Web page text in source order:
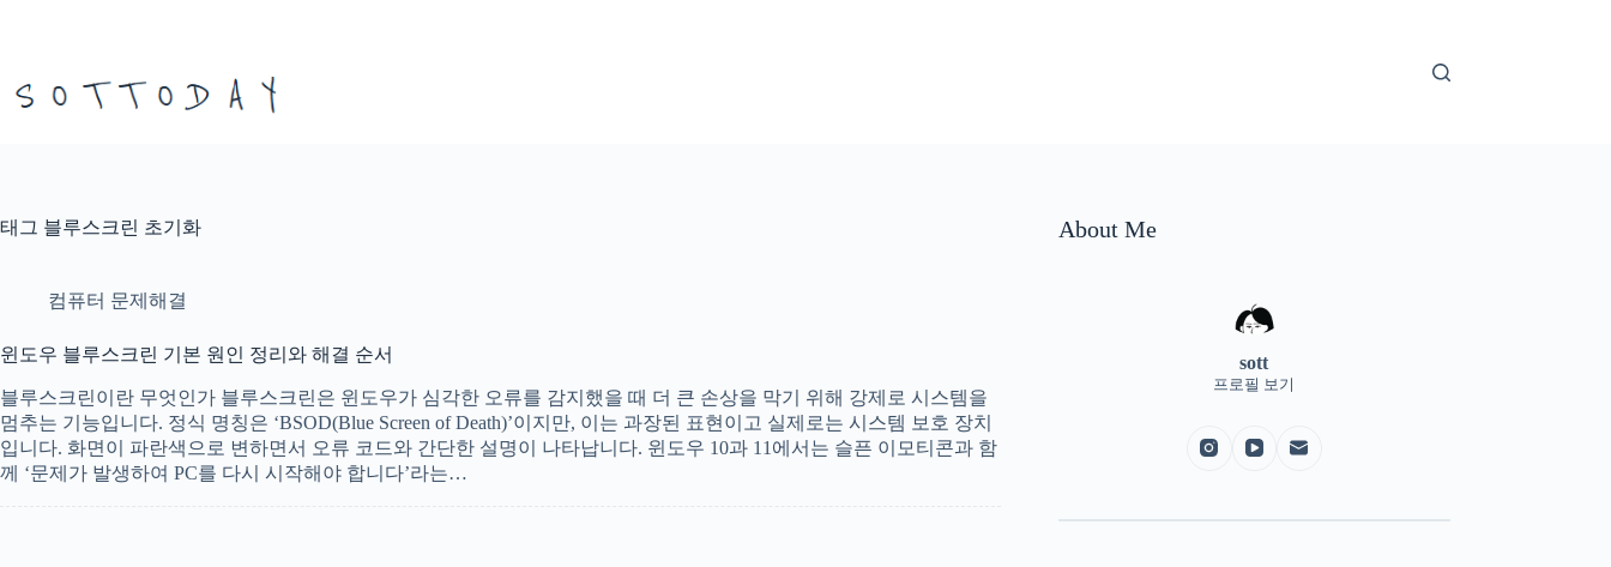
로
태그 블루스크린 초기화
컴퓨터 문제해결
윈도우 블루스크린 기본 원인 정리와 해결 순서
블루스크린이란 무엇인가 블루스크린은 윈도우가 심각한 오류를 감지했을 때 더 큰 손상을 막기 위해 강제로 시스템을
멈추는 기능입니다. 정식 명칭은 ‘BSOD(Blue Screen of Death)’이지만, 이는 과장된 표현이고 실제로는 시스템 보호 장치
입니다. 화면이 파란색으로 변하면서 오류 코드와 간단한 설명이 나타납니다. 윈도우 10과 11에서는 슬픈 이모티콘과 함
께 ‘문제가 발생하여 PC를 다시 시작해야 합니다’라는…
About Me
sott
프로필 보기